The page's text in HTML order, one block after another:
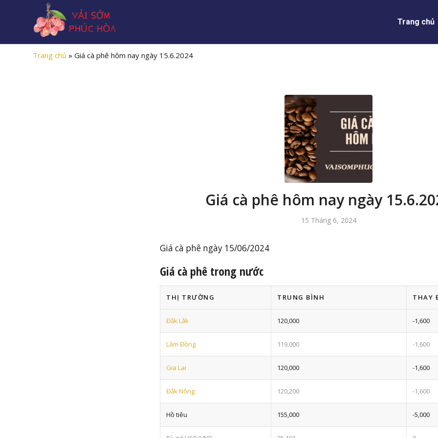
Trang chủ
Trang chủ » Giá cà phê hôm nay ngày 15.6.2024
Giá cà phê hôm nay ngày
15 Tháng 6, 2024
Giá cà phê ngày 15/06/2024
Giá cà phê trong nước
THỊ TRƯỜNG TRUNG BÌNH THAY
Đắk Lắk 120,000 -1,600
Lâm Đồng 119,000 -1,600
Gia Lai 120,000 -1,600
Đắk Nông 120,200 -1,600
Hồ tiêu 155,000 -5,000